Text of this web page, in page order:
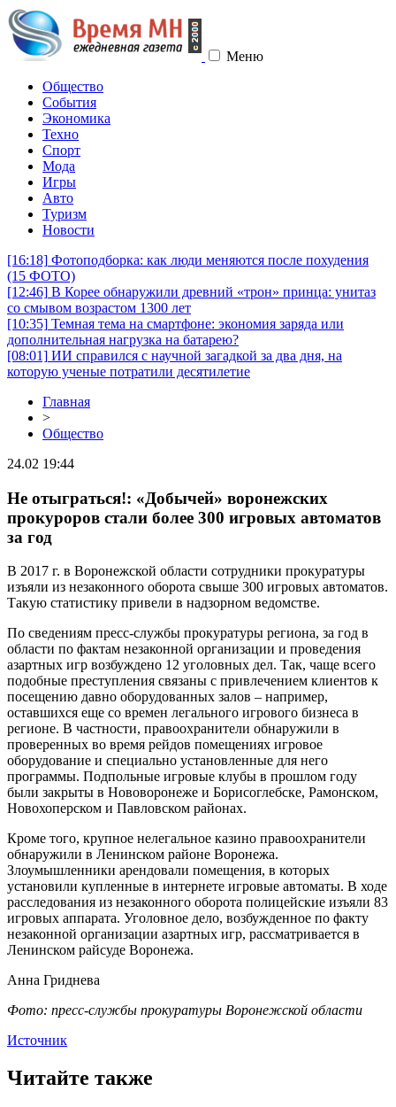
Меню
Общество
События
Экономика
Техно
Спорт
Мода
Игры
Авто
Туризм
Новости
[16:18] Фотоподборка: как люди меняются после похудения
(15 ФОТО)
[12:46] В Корее обнаружили древний «трон» принца: унитаз
со смывом возрастом 1300 лет
[10:35] Темная тема на смартфоне: экономия заряда или
дополнительная нагрузка на батарею?
[08:01] ИИ справился с научной загадкой за два дня, на
которую ученые потратили десятилетие
Главная
>
Общество
24.02 19:44
Не отыграться!: «Добычей» воронежских
прокуроров стали более 300 игровых автоматов
за год
В 2017 г. в Воронежской области сотрудники прокуратуры
изъяли из незаконного оборота свыше 300 игровых автоматов.
Такую статистику привели в надзорном ведомстве.
По сведениям пресс-службы прокуратуры региона, за год в
области по фактам незаконной организации и проведения
азартных игр возбуждено 12 уголовных дел. Так, чаще всего
подобные преступления связаны с привлечением клиентов к
посещению давно оборудованных залов – например,
оставшихся еще со времен легального игрового бизнеса в
регионе. В частности, правоохранители обнаружили в
проверенных во время рейдов помещениях игровое
оборудование и специально установленные для него
программы. Подпольные игровые клубы в прошлом году
были закрыты в Нововоронеже и Борисоглебске, Рамонском,
Новохоперском и Павловском районах.
Кроме того, крупное нелегальное казино правоохранители
обнаружили в Ленинском районе Воронежа.
Злоумышленники арендовали помещения, в которых
установили купленные в интернете игровые автоматы. В ходе
расследования из незаконного оборота полицейские изъяли 83
игровых аппарата. Уголовное дело, возбужденное по факту
незаконной организации азартных игр, рассматривается в
Ленинском райсуде Воронежа.
Анна Гриднева
Фото: пресс-службы прокуратуры Воронежской области
Источник
Читайте также